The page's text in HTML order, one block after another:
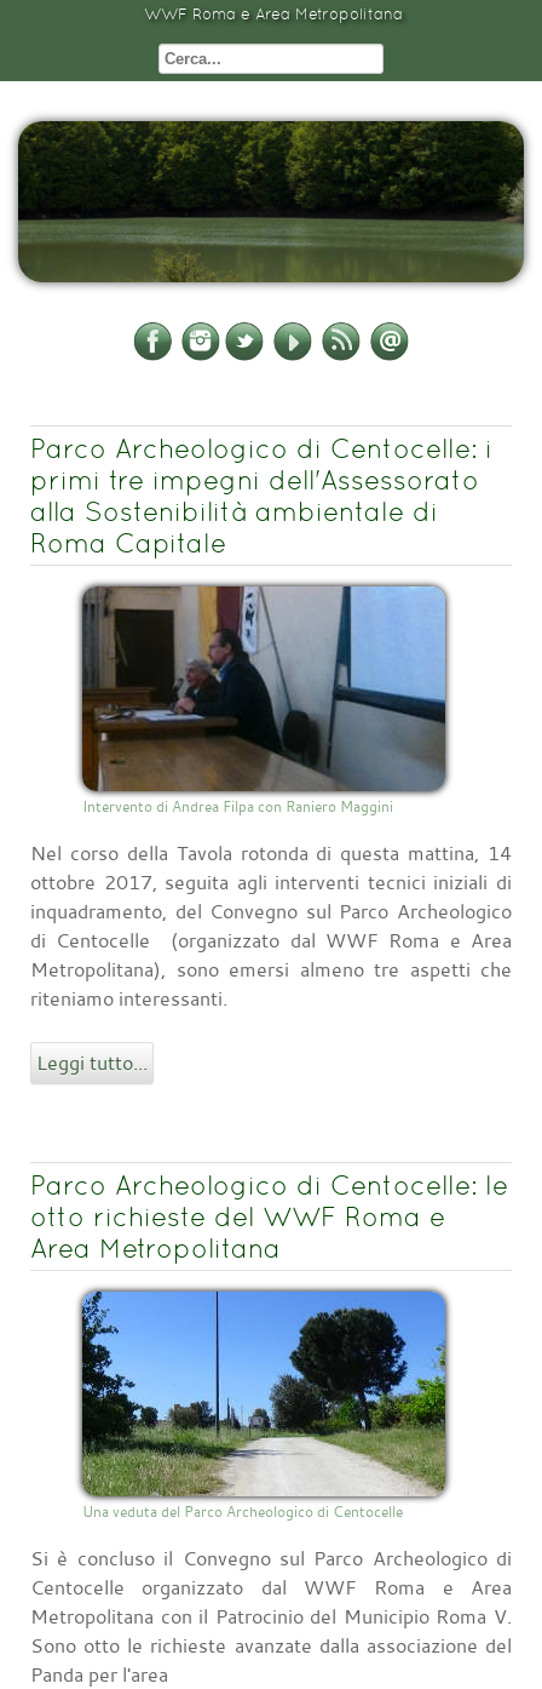
WWF Roma e Area Metropolitana
Parco Archeologico di Centocelle: i
primi tre impegni dell'Assessorato
alla Sostenibilità ambientale di
Roma Capitale
Intervento di Andrea Filpa con Raniero Maggini
Nel corso della Tavola rotonda di questa mattina, 14
ottobre 2017, seguita agli interventi tecnici iniziali di
inquadramento, del Convegno sul Parco Archeologico
di Centocelle (organizzato dal WWF Roma e Area
Metropolitana), sono emersi almeno tre aspetti che
riteniamo interessanti.
Leggi tutto...
Parco Archeologico di Centocelle: le
otto richieste del WWF Roma e
Area Metropolitana
Una veduta del Parco Archeologico di Centocelle
Si è concluso il Convegno sul Parco Archeologico di
Centocelle organizzato dal WWF Roma e Area
Metropolitana con il Patrocinio del Municipio Roma V.
Sono otto le richieste avanzate dalla associazione del
Panda per l'area